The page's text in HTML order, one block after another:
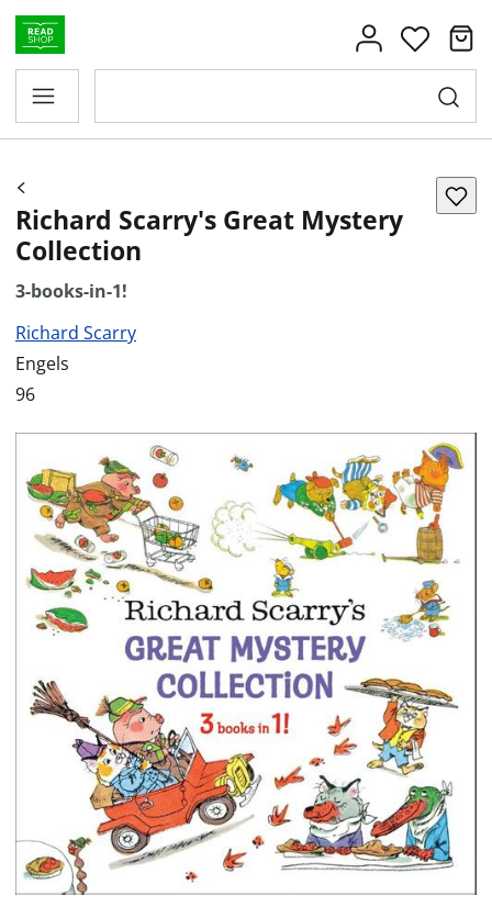
Richard Scarry's Great Mystery
Collection
3-books-in-1!
Richard Scarry
Engels
96